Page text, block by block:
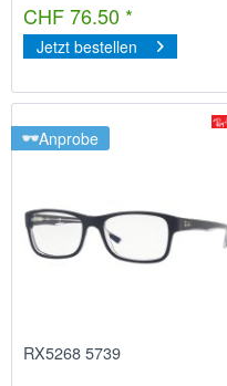
CHF 76.50 *
Jetzt bestellen
Anprobe
RX5268 5739